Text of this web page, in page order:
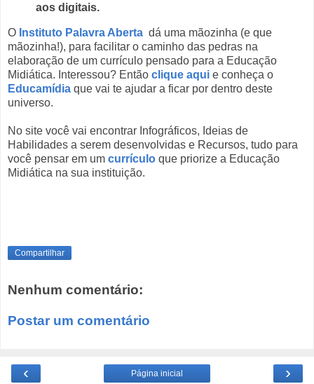
aos digitais.
O Instituto Palavra Aberta dá uma mãozinha (e que
mãozinha!), para facilitar o caminho das pedras na
elaboração de um currículo pensado para a Educação
Midiática. Interessou? Então clique aqui e conheça o
Educamídia que vai te ajudar a ficar por dentro deste
universo.
No site você vai encontrar Infográficos, Ideias de
Habilidades a serem desenvolvidas e Recursos, tudo para
você pensar em um currículo que priorize a Educação
Midiática na sua instituição.
Compartilhar
Nenhum comentário:
Postar um comentário
‹ ›
Página inicial